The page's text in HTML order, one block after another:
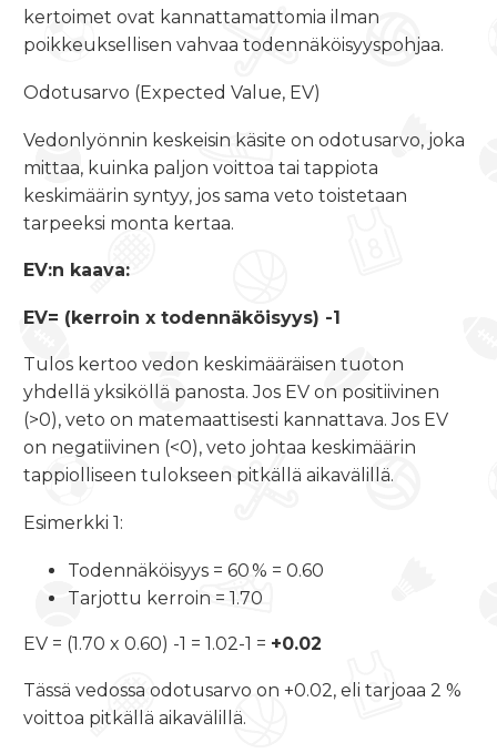
kertoimet ovat kannattamattomia ilman
poikkeuksellisen vahvaa todennäköisyyspohjaa.
Odotusarvo (Expected Value, EV)
Vedonlyönnin keskeisin käsite on odotusarvo, joka
mittaa, kuinka paljon voittoa tai tappiota
keskimäärin syntyy, jos sama veto toistetaan
tarpeeksi monta kertaa.
EV:n kaava:
EV= (kerroin x todennäköisyys) -1
Tulos kertoo vedon keskimääräisen tuoton
yhdellä yksiköllä panosta. Jos EV on positiivinen
(>0), veto on matemaattisesti kannattava. Jos EV
on negatiivinen (<0), veto johtaa keskimäärin
tappiolliseen tulokseen pitkällä aikavälillä.
Esimerkki 1:
Todennäköisyys = 60 % = 0.60
Tarjottu kerroin = 1.70
EV = (1.70 x 0.60) -1 = 1.02-1 = +0.02
Tässä vedossa odotusarvo on +0.02, eli tarjoaa 2 %
voittoa pitkällä aikavälillä.